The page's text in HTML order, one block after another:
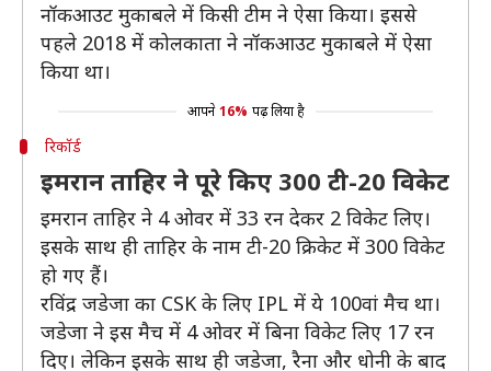
नॉकआउट मुकाबले में किसी टीम ने ऐसा किया। इससे
पहले 2018 में कोलकाता ने नॉकआउट मुकाबले में ऐसा
किया था।
आपने 16% पढ़ लिया है
रिकॉर्ड
इमरान ताहिर ने पूरे किए 300 टी-20 विकेट
इमरान ताहिर ने 4 ओवर में 33 रन देकर 2 विकेट लिए।
इसके साथ ही ताहिर के नाम टी-20 क्रिकेट में 300 विकेट
हो गए हैं।
रविंद्र जडेजा का CSK के लिए IPL में ये 100वां मैच था।
जडेजा ने इस मैच में 4 ओवर में बिना विकेट लिए 17 रन
दिए। लेकिन इसके साथ ही जडेजा, रैना और धोनी के बाद